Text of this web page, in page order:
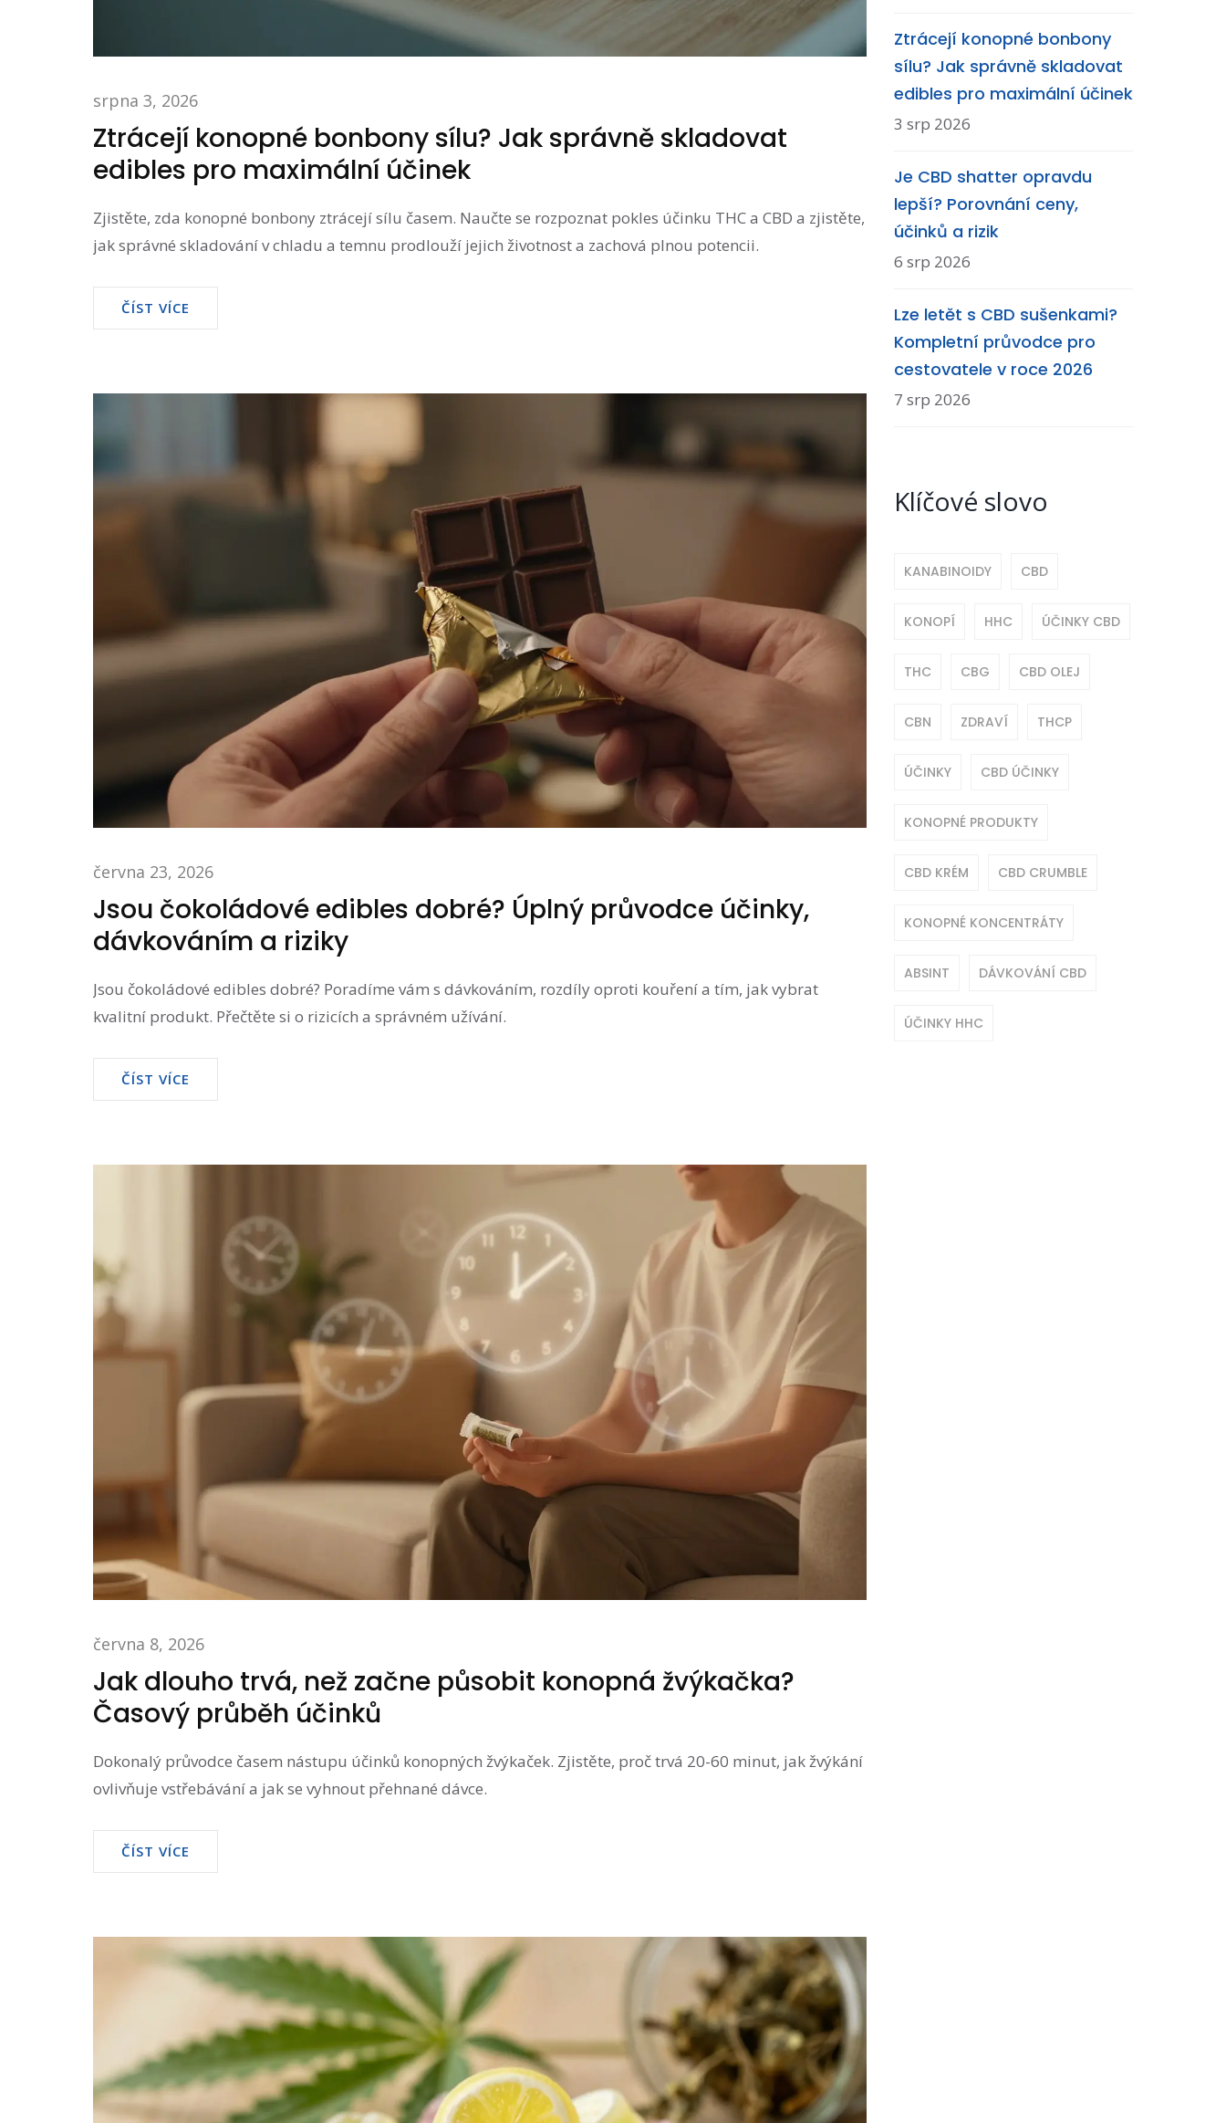
srpna 3, 2026
Ztrácejí konopné bonbony sílu? Jak správně skladovat
edibles pro maximální účinek
Zjistěte, zda konopné bonbony ztrácejí sílu časem. Naučte se rozpoznat pokles účinku THC a CBD a zjistěte,
jak správné skladování v chladu a temnu prodlouží jejich životnost a zachová plnou potencii.
ČÍST VÍCE
června 23, 2026
Jsou čokoládové edibles dobré? Úplný průvodce účinky,
dávkováním a riziky
Jsou čokoládové edibles dobré? Poradíme vám s dávkováním, rozdíly oproti kouření a tím, jak vybrat
kvalitní produkt. Přečtěte si o rizicích a správném užívání.
ČÍST VÍCE
června 8, 2026
Jak dlouho trvá, než začne působit konopná žvýkačka?
Časový průběh účinků
Dokonalý průvodce časem nástupu účinků konopných žvýkaček. Zjistěte, proč trvá 20-60 minut, jak žvýkání
ovlivňuje vstřebávání a jak se vyhnout přehnané dávce.
ČÍST VÍCE
Ztrácejí konopné bonbony
sílu? Jak správně skladovat
edibles pro maximální účinek
3 srp 2026
Je CBD shatter opravdu
lepší? Porovnání ceny,
účinků a rizik
6 srp 2026
Lze letět s CBD sušenkami?
Kompletní průvodce pro
cestovatele v roce 2026
7 srp 2026
Klíčové slovo
KANABINOIDY CBD
KONOPÍ HHC ÚČINKY CBD
THC CBG CBD OLEJ
CBN ZDRAVÍ THCP
ÚČINKY CBD ÚČINKY
KONOPNÉ PRODUKTY
CBD KRÉM CBD CRUMBLE
KONOPNÉ KONCENTRÁTY
ABSINT DÁVKOVÁNÍ CBD
ÚČINKY HHC